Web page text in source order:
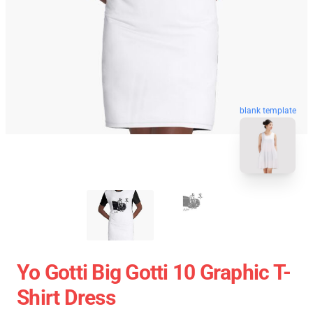
blank template
Yo Gotti Big Gotti 10 Graphic T-
Shirt Dress